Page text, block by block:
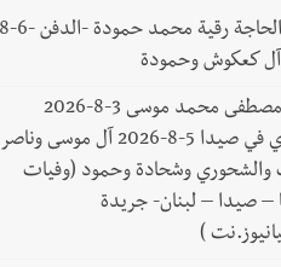
وفاة مصطفى محمد موسى 3-8-2026
والتعازي في صيدا 5-8-2026 آل موسى وناصر
وشحادة وحمود (وفيات
– صيدا – لبنان- جريدة
)